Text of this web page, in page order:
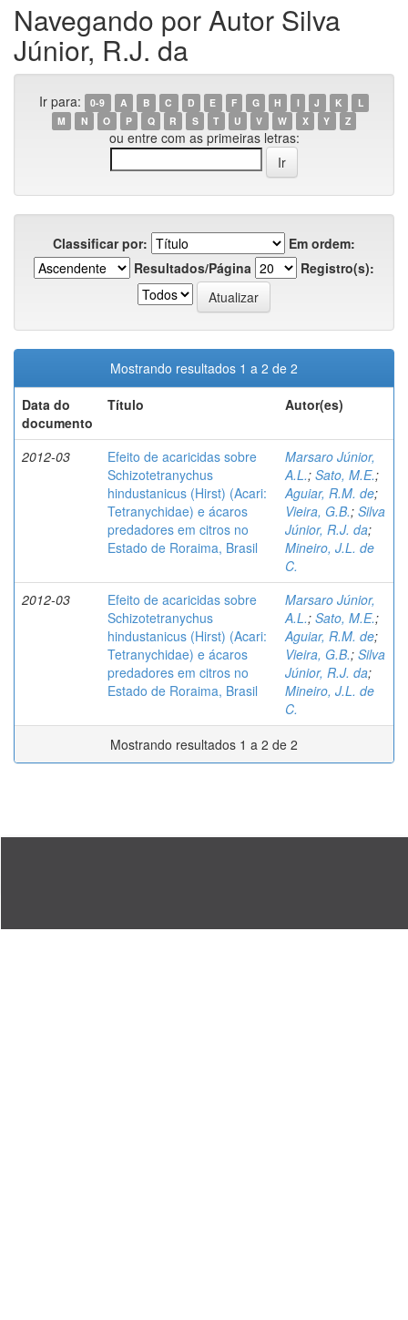
Navegando por Autor Silva
Júnior, R.J. da
Ir para: 0-9 A B C D E F G H I J K
L
M
N O P Q R S T U V W X Y Z
ou entre com as primeiras letras:
Classificar por:
Em ordem:
Resultados/Página
Registro(s):
Mostrando resultados 1 a 2 de 2
Data do
documento
Título Autor(es)
2012-03
Efeito de acaricidas sobre
Schizotetranychus
hindustanicus (Hirst) (Acari:
Tetranychidae) e ácaros
predadores em citros no
Estado de Roraima, Brasil
Marsaro Júnior,
A.L.; Sato, M.E.;
Aguiar, R.M. de;
Vieira, G.B.; Silva
Júnior, R.J. da;
Mineiro, J.L. de
C.
2012-03
Efeito de acaricidas sobre
Schizotetranychus
hindustanicus (Hirst) (Acari:
Tetranychidae) e ácaros
predadores em citros no
Estado de Roraima, Brasil
Marsaro Júnior,
A.L.; Sato, M.E.;
Aguiar, R.M. de;
Vieira, G.B.; Silva
Júnior, R.J. da;
Mineiro, J.L. de
C.
Mostrando resultados 1 a 2 de 2